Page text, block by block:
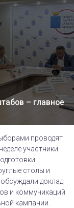
– главное
проводят
участники
столы и
доклад
и коммуникаций
кампании.